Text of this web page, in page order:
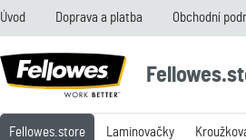
Úvod Doprava a platba Obchodní
Fellowes.store Laminovačky